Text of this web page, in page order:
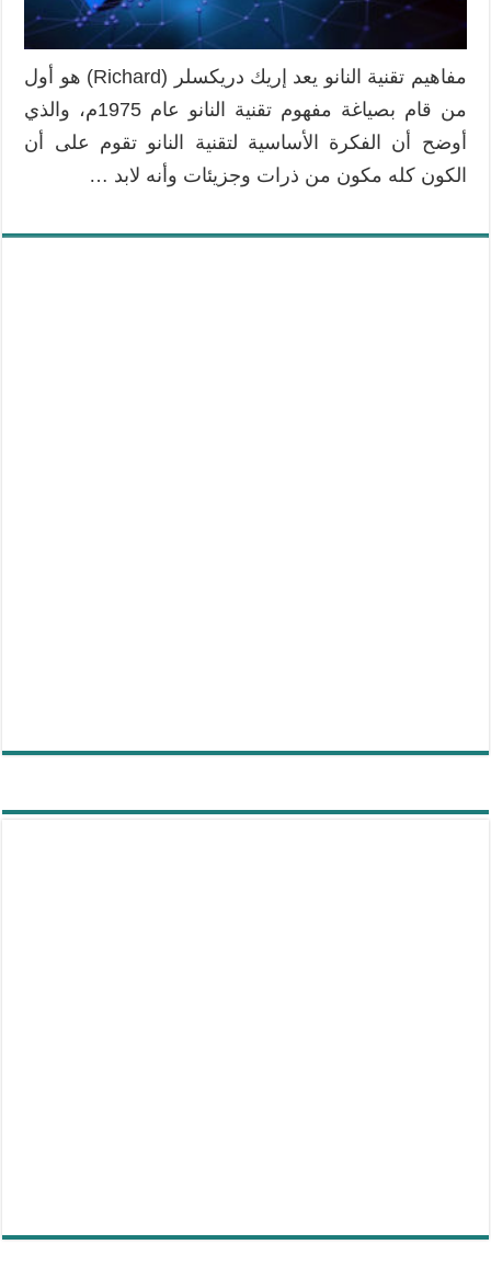
مفاهيم تقنية النانو يعد إريك دريكسلر (Richard) هو أول
من قام بصياغة مفهوم تقنية النانو عام 1975م، والذي
أوضح أن الفكرة الأساسية لتقنية النانو تقوم على أن
الكون كله مكون من ذرات وجزيئات وأنه لابد …